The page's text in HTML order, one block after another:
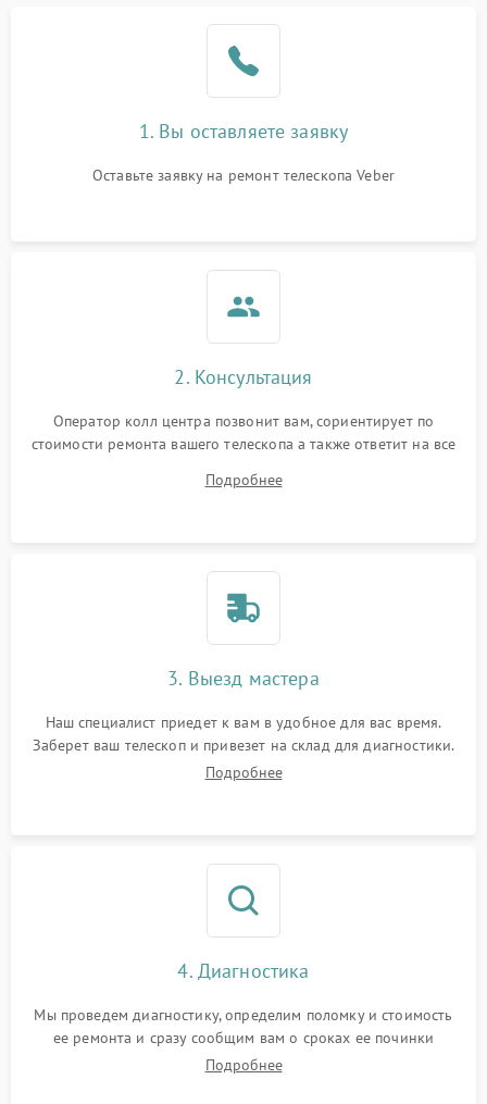
1. Вы оставляете заявку
Оставьте заявку на ремонт телескопа Veber
2. Консультация
Оператор колл центра позвонит вам, сориентирует по
стоимости ремонта вашего телескопа а также ответит на все
Подробнее
3. Выезд мастера
Наш специалист приедет к вам в удобное для вас время.
Заберет ваш телескоп и привезет на склад для диагностики.
Подробнее
4. Диагностика
Мы проведем диагностику, определим поломку и стоимость
ее ремонта и сразу сообщим вам о сроках ее починки
Подробнее